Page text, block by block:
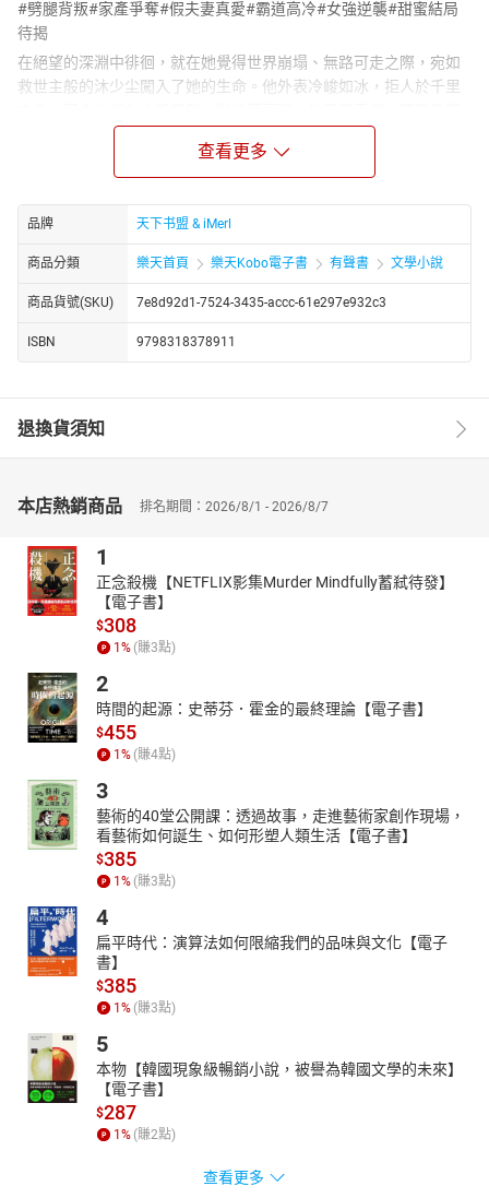
#劈腿背叛#家產爭奪#假夫妻真愛#霸道高冷#女強逆襲#甜蜜結局
待揭
在絕望的深淵中徘徊，就在她覺得世界崩塌、無路可走之際，宛如
救世主般的沐少尘闖入了她的生命。他外表冷峻如冰，拒人於千里
與溫暖；又是惡魔，以強勢的姿態改變著她的生活。兩人因緣際會
成為假夫妻，在共同成長、一步步踏上復仇之路的過程中，感情悄
然升溫，最終假戲真做，成為了真正的夫妻。男主沐少尘，霸道高
冷，氣場強大，宛如王者般俯瞰眾生；女主徐落，絕境中逆襲，發
奮圖強，成為獨當一面的女強人。當他們終於看清彼此才是命中注
定的真愛，沐少尘深情告白：“我什麼都不缺，只缺一個妻子！”徐落
名門之首沐太太。然而，故事真的就如此順遂，他們就這樣自然而
然地幸福在一起了嗎？當然不是！這其中隱藏著多少曲折離奇、驚
心動魄的劇情，後續故事更加精彩絕倫，千萬不要錯過這部精彩的
https://youtube.com/@tianxiagushi?si=ZstiltPoiwO0g4fT
http://www.youtube.com/channel/UC2yhCURng4uUj_phEqZwKig/
查看更多
品牌 天下书盟 & iMerl
商品分類 樂天首頁 樂天Kobo電子書 有聲書 文學小說
商品貨號(SKU) 7e8d92d1-7524-3435-accc-61e297e932c3
ISBN 9798318378911
退換貨須知
本店熱銷商品 排名期間：2026/8/1 - 2026/8/7
1
正念殺機【NETFLIX影集Murder Mindfully蓄弒待發】
【電子書】
$308
1 % (賺3點)
2
時間的起源：史蒂芬．霍金的最終理論【電子書】
$455
1 % (賺4點)
3
藝術的40堂公開課：透過故事，走進藝術家創作現場，
看藝術如何誕生、如何形塑人類生活【電子書】
$385
1 % (賺3點)
4
扁平時代：演算法如何限縮我們的品味與文化【電子
書】
$385
1 % (賺3點)
5
本物【韓國現象級暢銷小說，被譽為韓國文學的未來】
【電子書】
$287
1 % (賺2點)
查看更多